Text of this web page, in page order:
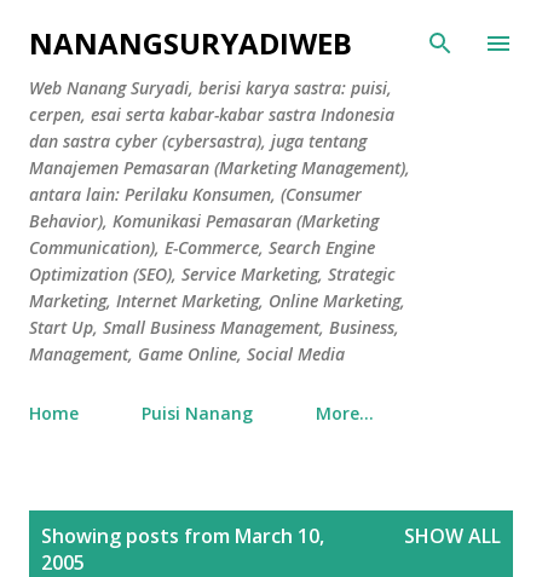
Skip to main content
NANANGSURYADIWEB
Web Nanang Suryadi, berisi karya sastra: puisi,
cerpen, esai serta kabar-kabar sastra Indonesia
dan sastra cyber (cybersastra), juga tentang
Manajemen Pemasaran (Marketing Management),
antara lain: Perilaku Konsumen, (Consumer
Behavior), Komunikasi Pemasaran (Marketing
Communication), E-Commerce, Search Engine
Optimization (SEO), Service Marketing, Strategic
Marketing, Internet Marketing, Online Marketing,
Start Up, Small Business Management, Business,
Management, Game Online, Social Media
Home Puisi Nanang More…
Showing posts from March 10,
2005
SHOW ALL